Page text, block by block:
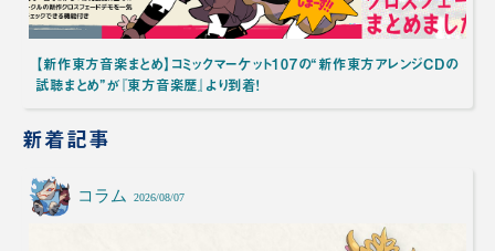
【新作東方音楽まとめ】コミックマーケット107の“新作東方アレンジCDの
試聴まとめ”が『東方音楽歴』より到着！
新着記事
コラム 2026/08/07